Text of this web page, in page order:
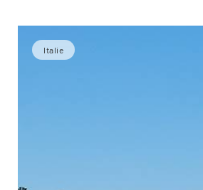
Italie